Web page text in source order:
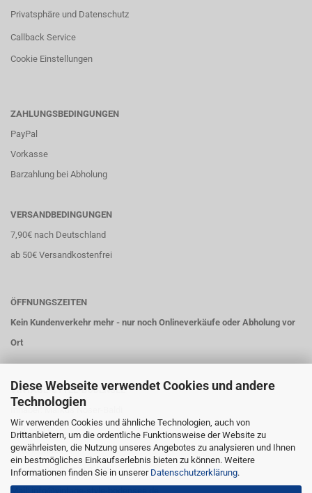
Diese Webseite verwendet Cookies und andere
Technologien
Wir verwenden Cookies und ähnliche Technologien, auch von
Drittanbietern, um die ordentliche Funktionsweise der Website zu
gewährleisten, die Nutzung unseres Angebotes zu analysieren und Ihnen
ein bestmögliches Einkaufserlebnis bieten zu können. Weitere
Informationen finden Sie in unserer Datenschutzerklärung.
Privatsphäre und Datenschutz
Callback Service
Cookie Einstellungen
ZAHLUNGSBEDINGUNGEN
PayPal
Vorkasse
Barzahlung bei Abholung
VERSANDBEDINGUNGEN
7,90€ nach Deutschland
ab 50€ Versandkostenfrei
ÖFFNUNGSZEITEN
Kein Kundenverkehr mehr - nur noch Onlineverkäufe oder Abholung vor
Ort
VINTAGE-STYLE-BODENSEE
Inhaber: Markus Nöser-Baldi
Parkweg 9
88131 Lindau
Telefon: 08382 274 9 663